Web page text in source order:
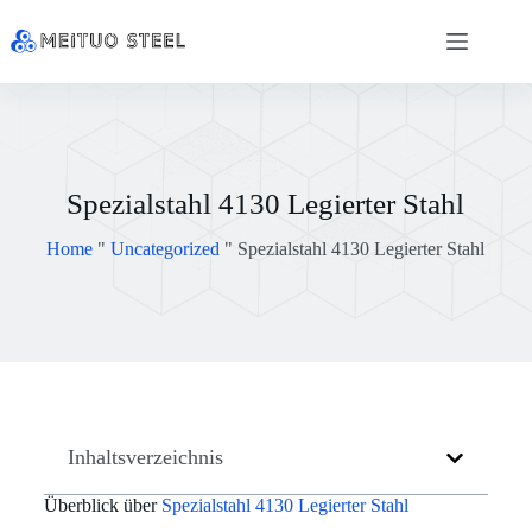
Spezialstahl 4130 Legierter Stahl
Home "Uncategorized " Spezialstahl 4130 Legierter Stahl
Inhaltsverzeichnis
Überblick über Spezialstahl 4130 Legierter Stahl